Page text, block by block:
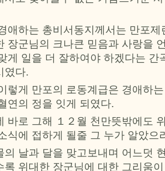
애하는 총비서동지께서는 만포
장군님의 크나큰 믿음과 사랑을
게 일을 더 잘하여야 하겠다는 간
였다.
렇게 만포의 로동계급은 경애하
연의 정을 잇게 되였다.
바로 그해 １２월 천만뜻밖에도
식에 접하게 될줄 그 누가 알았으
의 날과 달을 맞고보내며 어느덧
록 위대한 장군님에 대한 그리움